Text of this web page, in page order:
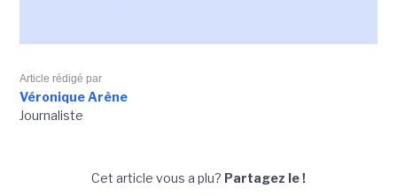
Article rédigé par
Véronique Arène
Journaliste
Cet article vous a plu? Partagez le !